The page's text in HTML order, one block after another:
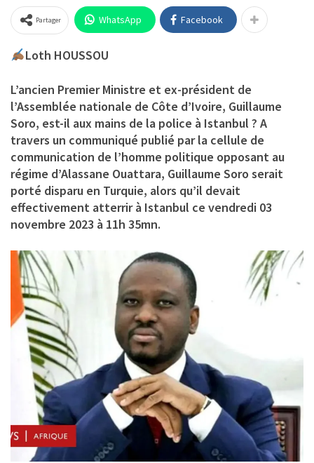
Partager WhatsApp Facebook
Loth HOUSSOU
L’ancien Premier Ministre et ex-président de
l’Assemblée nationale de Côte d’Ivoire, Guillaume
Soro, est-il aux mains de la police à Istanbul ? A
travers un communiqué publié par la cellule de
communication de l’homme politique opposant au
régime d’Alassane Ouattara, Guillaume Soro serait
porté disparu en Turquie, alors qu’il devait
effectivement atterrir à Istanbul ce vendredi 03
novembre 2023 à 11h 35mn.